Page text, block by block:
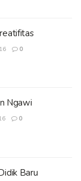
0
Ngawi
0
Baru